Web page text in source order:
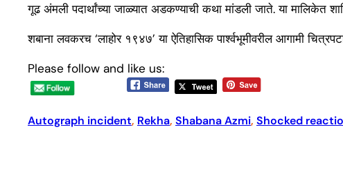
गूढ अंमली पदार्थांच्या जाळ्यात अडकण्याची कथा मांडली जाते. या मालिकेत
शबाना लवकरच ‘लाहोर १९४७’ या ऐतिहासिक पार्श्वभूमीवरील आगामी
Please follow and like us:
Autograph incident, Rekha, Shabana Azmi, Shocked